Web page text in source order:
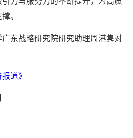
。
广东战略研究院研究助理周港隽对
道》